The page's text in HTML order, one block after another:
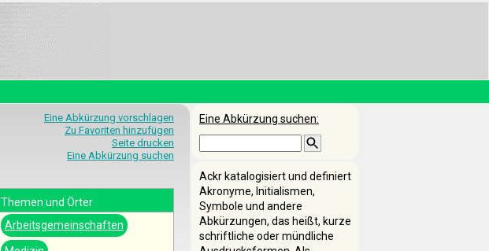
Eine Abkürzung vorschlagen
Zu Favoriten hinzufügen
Seite drucken
Eine Abkürzung suchen
Themen und Örter
Arbeitsgemeinschaften
Eine Abkürzung suchen:
Ackr katalogisiert und definiert
Akronyme, Initialismen,
Symbole und andere
Abkürzungen, das heißt, kurze
schriftliche oder mündliche